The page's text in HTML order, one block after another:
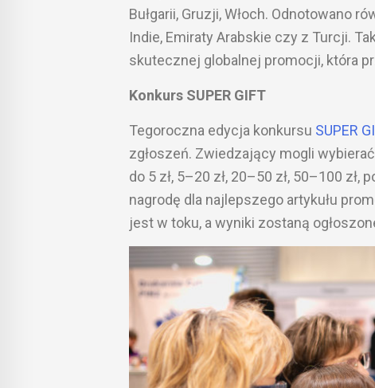
Bułgarii, Gruzji, Włoch. Odnotowano
Indie, Emiraty Arabskie czy z Turcji.
skutecznej globalnej promocji, która
Konkurs SUPER GIFT
Tegoroczna edycja konkursu SUPER
zgłoszeń. Zwiedzający mogli
do 5 zł, 5–20 zł, 20–50 zł, 50–100 zł,
nagrodę dla najlepszego artykułu
jest w toku, a wyniki zostaną